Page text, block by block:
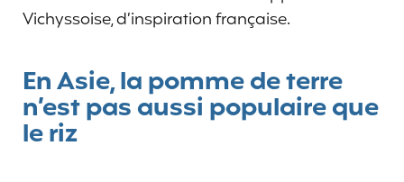
Vichyssoise, d’inspiration française.
En Asie, la pomme de terre
n’est pas aussi populaire que
le riz